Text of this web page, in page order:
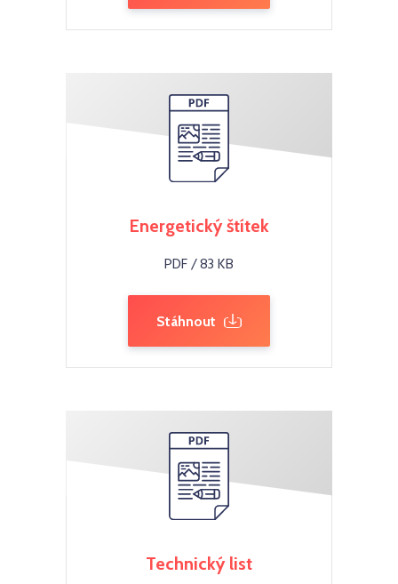
Energetický štítek
PDF / 83 KB
Stáhnout
Technický list